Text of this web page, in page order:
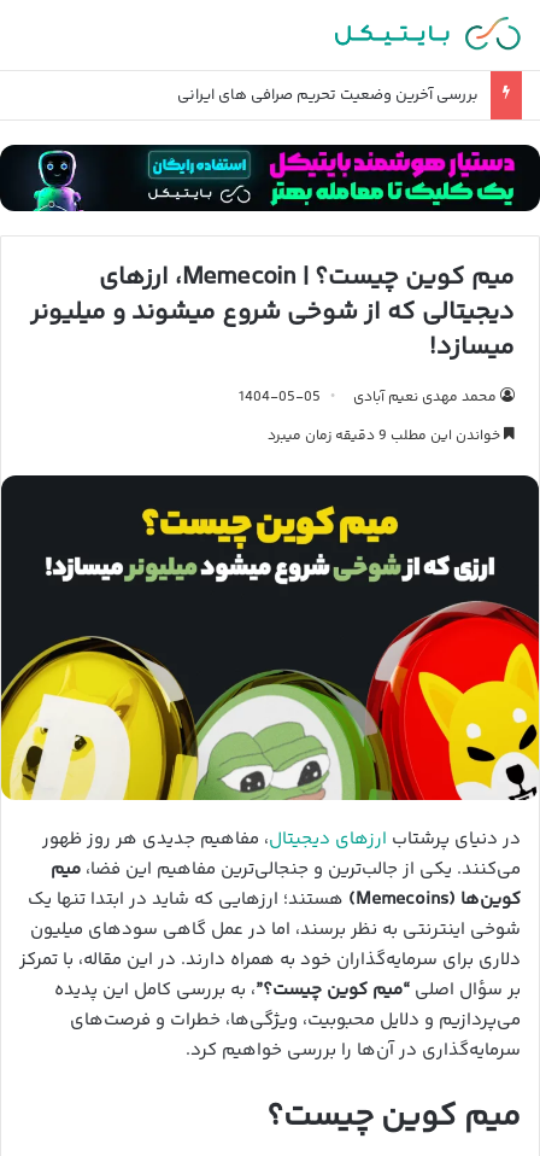
بررسی آخرین وضعیت تحریم صرافی های ایرانی
میم کوین چیست؟ | Memecoin، ارزهای
دیجیتالی که از شوخی شروع میشوند و میلیونر
میسازد!
محمد مهدی نعیم آبادی
1404-05-05
خواندن این مطلب 9 دقیقه زمان میبرد
در دنیای پرشتاب ارزهای دیجیتال، مفاهیم جدیدی هر روز ظهور
می‌کنند. یکی از جالب‌ترین و جنجالی‌ترین مفاهیم این فضا، میم
کوین‌ها (Memecoins)
هستند؛ ارزهایی که شاید در ابتدا تنها یک
شوخی اینترنتی به نظر برسند، اما در عمل گاهی سودهای میلیون
دلاری برای سرمایه‌گذاران خود به همراه دارند. در این مقاله، با تمرکز
بر سؤال اصلی “میم کوین چیست؟”، به بررسی کامل این پدیده
می‌پردازیم و دلایل محبوبیت، ویژگی‌ها، خطرات و فرصت‌های
سرمایه‌گذاری در آن‌ها را بررسی خواهیم کرد.
میم کوین چیست؟